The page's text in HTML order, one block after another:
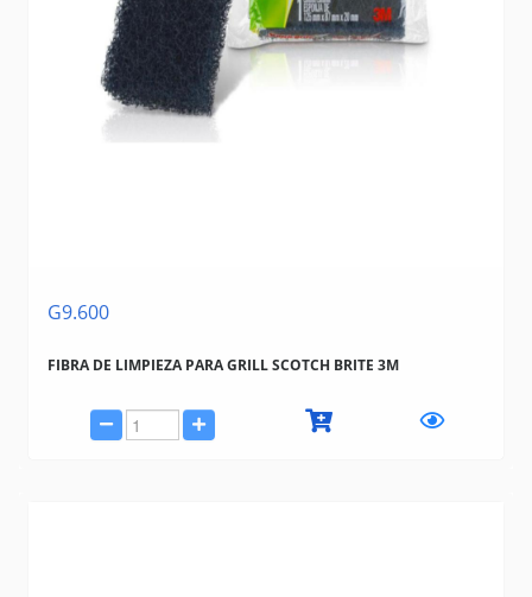
G9.600
FIBRA DE LIMPIEZA PARA GRILL SCOTCH BRITE 3M